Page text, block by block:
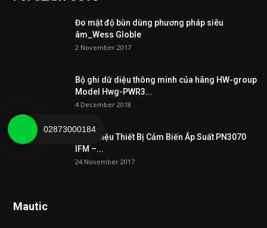
Đo mật độ bùn dùng phương pháp siêu
âm_Wess Globle
2 November 2017
Bộ ghi dữ diệu thông minh của hãng HW-group
Model Hwg-PWR3...
4 December 2018
Giới Thiệu Thiết Bị Cảm Biến Áp Suất PN3070
IFM –...
24 November 2017
Mautic
02873000184